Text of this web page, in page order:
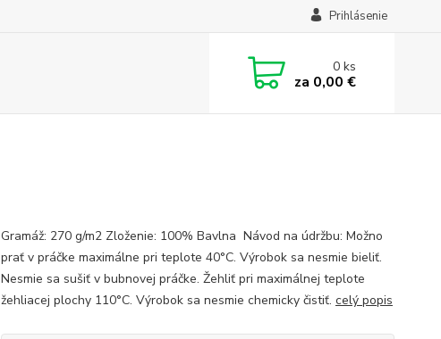
Prihlásenie
0ks
za 0,00 €
Gramáž: 270 g/m2 Zloženie: 100% Bavlna Návod na údržbu: Možno
prať v práčke maximálne pri teplote 40°C. Výrobok sa nesmie bieliť.
Nesmie sa sušiť v bubnovej práčke. Žehliť pri maximálnej teplote
žehliacej plochy 110°C. Výrobok sa nesmie chemicky čistiť. celý popis